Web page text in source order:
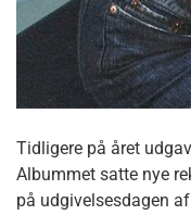
Tidligere på året
Albummet satte nye
på udgivelsesdagen